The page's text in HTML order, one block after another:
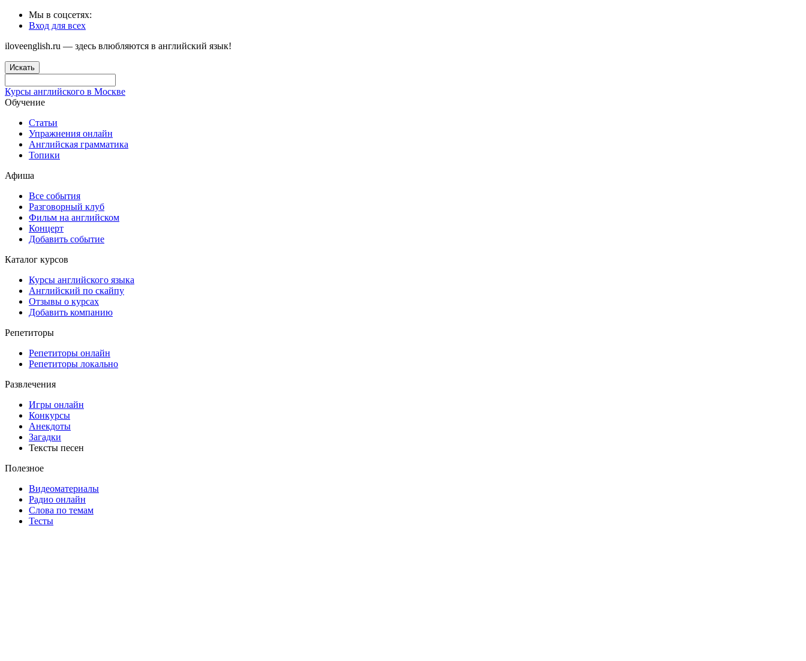
Мы в соцсетях:
Вход для всех
iloveenglish.ru — здесь влюбляются в английский язык!
Искать
Курсы английского в Москве
Обучение
Статьи
Упражнения онлайн
Английская грамматика
Топики
Афиша
Все события
Разговорный клуб
Фильм на английском
Концерт
Добавить событие
Каталог курсов
Курсы английского языка
Английский по скайпу
Отзывы о курсах
Добавить компанию
Репетиторы
Репетиторы онлайн
Репетиторы локально
Развлечения
Игры онлайн
Конкурсы
Анекдоты
Загадки
Тексты песен
Полезное
Видеоматериалы
Радио онлайн
Слова по темам
Тесты